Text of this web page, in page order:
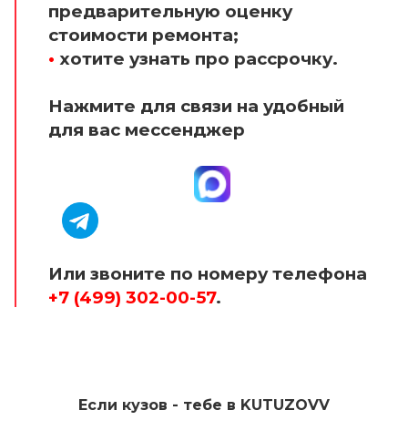
предварительную оценку
стоимости ремонта;
• хотите узнать про рассрочку.
Нажмите для связи на удобный
для вас мессенджер
Или звоните по номеру телефона
+7 (499) 302-00-57.
Если кузов - тебе в KUTUZOVV